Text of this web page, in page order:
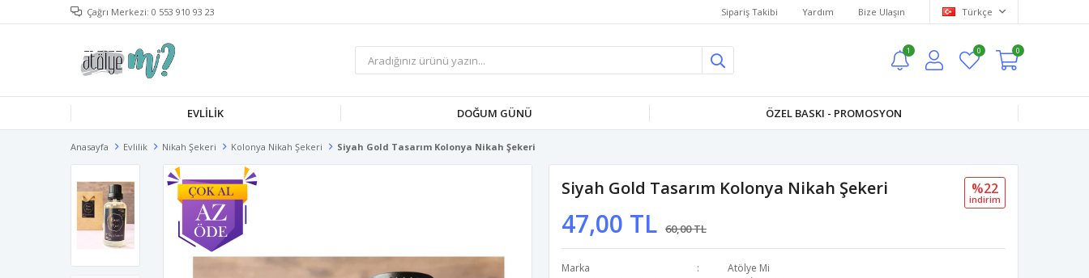
Çağrı Merkezi: 0 553 910 93 23 Sipariş Takibi Yardım Bize Ulaşın Türkçe
1 0 0
EVLILIK DOĞUM GÜNÜ ÖZEL BASKI - PROMOSYON
Anasayfa Evlilik Nikah Şekeri Kolonya Nikah Şekeri Siyah Gold Tasarım Kolonya Nikah Şekeri
Siyah Gold Tasarım Kolonya Nikah Şekeri
47,00 TL 60,00 TL
%22
i̇ndi̇ri̇m
Marka
Atölye Mi